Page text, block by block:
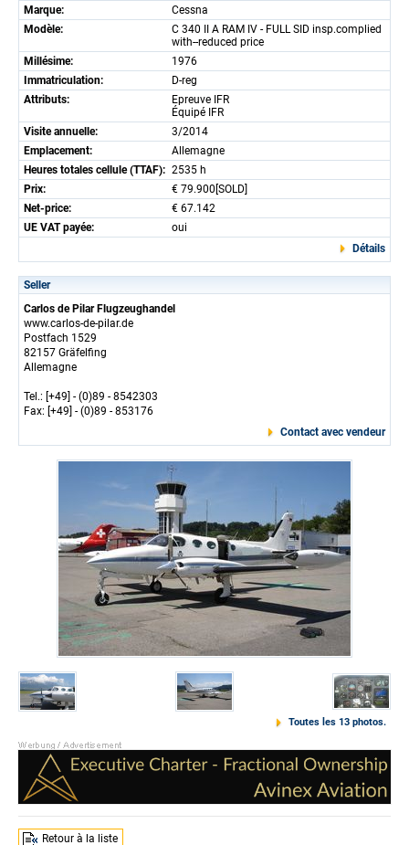
Marque:
Cessna
Modèle:
C 340 II A RAM IV - FULL SID insp.complied
with--reduced price
Millésime:
1976
Immatriculation:
D-reg
Attributs:
Epreuve IFR
Équipé IFR
Visite annuelle:
3/2014
Emplacement:
Allemagne
Heures totales cellule (TTAF): 2535 h
Prix:
€ 79.900[SOLD]
Net-price:
€ 67.142
UE VAT payée:
oui
Détails
Seller
Carlos de Pilar Flugzeughandel
www.carlos-de-pilar.de
Postfach 1529
82157 Gräfelfing
Allemagne
Tel.: [+49] - (0)89 - 8542303
Fax: [+49] - (0)89 - 853176
Contact avec vendeur
Toutes les 13 photos.
Retour à la liste